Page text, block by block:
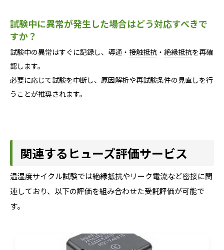
試験中に異常が発生した場合はどう対応すべきで
すか？
試験中の異常はすぐに記録し、導通・ 接触抵抗 ・ 絶縁抵抗を再確
認します。
必要に応じて試験を中断し、原因解析や再試験条件の見直しを行
うことが推奨されます。
関連するヒューズ評価サービス
温湿度サイクル試験では絶縁抵抗やリーク電流など密接に関
連しており、以下の評価を組み合わせた受託評価が可能で
す。